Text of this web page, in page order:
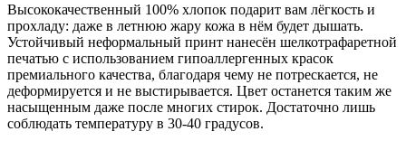
Высококачественный 100% хлопок подарит вам лёгкость и
прохладу: даже в летнюю жару кожа в нём будет дышать.
Устойчивый неформальный принт нанесён шелкотрафаретной
печатью с использованием гипоаллергенных красок
премиального качества, благодаря чему не потрескается, не
деформируется и не выстирывается. Цвет останется таким же
насыщенным даже после многих стирок. Достаточно лишь
соблюдать температуру в 30-40 градусов.